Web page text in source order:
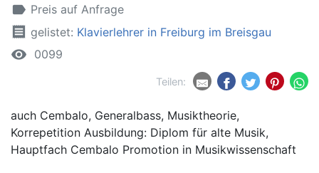
label Preis auf Anfrage
receipt gelistet: Klavierlehrer in Freiburg im Breisgau
remove_red_eye 0099
Teilen:
auch Cembalo, Generalbass, Musiktheorie,
Korrepetition Ausbildung: Diplom für alte Musik,
Hauptfach Cembalo Promotion in Musikwissenschaft